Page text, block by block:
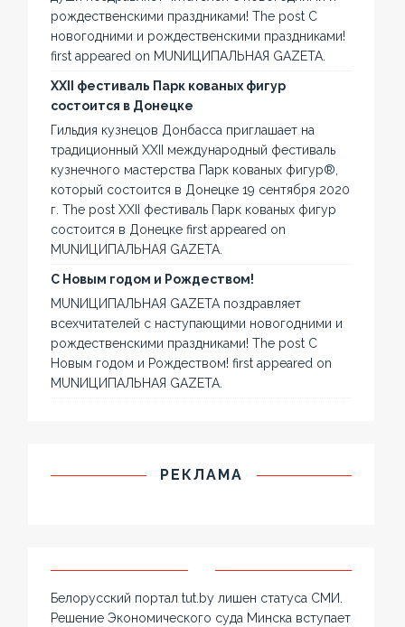
рождественскими праздниками! The post С
новогодними и рождественскими праздниками!
first appeared on MUNИЦИПАЛЬНАЯ GAZЕТА.
XXII фестиваль Парк кованых фигур
состоится в Донецке
Гильдия кузнецов Донбасса приглашает на
традиционный XXII международный фестиваль
кузнечного мастерства Парк кованых фигур®,
который состоится в Донецке 19 сентября 2020
г. The post XXII фестиваль Парк кованых фигур
состоится в Донецке first appeared on
MUNИЦИПАЛЬНАЯ GAZЕТА.
С Новым годом и Рождеством!
MUNИЦИПАЛЬНАЯ GAZЕТА поздравляет
всехчитателей с наступающими новогодними и
рождественскими праздниками! The post С
Новым годом и Рождеством! first appeared on
MUNИЦИПАЛЬНАЯ GAZЕТА.
РЕКЛАМА
Белорусский портал tut.by лишен статуса СМИ.
Решение Экономического суда Минска вступает